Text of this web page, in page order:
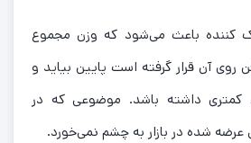
کننده باعث می‌شود که وزن مجموع
آن قرار گرفته است پایین بیاید و
کمتری داشته باشد. موضوعی که در
عرضه شده در بازار به چشم نمی‌خورد.